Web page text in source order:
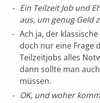
Ein Teilzeit Job und
aus, um genug Geld
Ach ja, der
doch nur eine Frage
Teilzeitjobs alles
dann sollte man
müssen.
OK, und woher